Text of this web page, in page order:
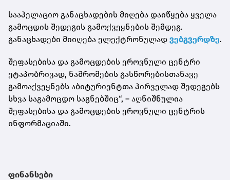
სააპელაციო განაცხადების მიღება დაიწყება ყველა
გამოცდის შედეგის გამოქვეყნების შემდეგ.
განაცხადები მიიღება ელექტრონულად ვებგვერდზე.
შეფასებისა და გამოცდების ეროვნული ცენტრი
ეტაპობრივად, ნაშრომების გასწორებისთანავე
გამოაქვეყნებს აბიტურიენტთა პირველად შედეგებს
სხვა საგამოცდო საგნებშიც“, – აღნიშნულია
შეფასებისა და გამოცდების ეროვნული ცენტრის
ინფორმაციაში.
ფინანსები